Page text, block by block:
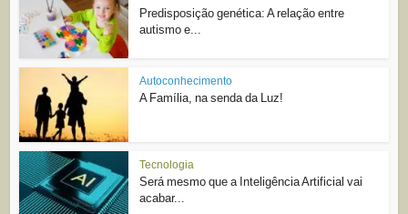
Predisposição genética: A relação entre
autismo e...
Autoconhecimento
A Família, na senda da Luz!
Tecnologia
Será mesmo que a Inteligência Artificial vai
acabar...